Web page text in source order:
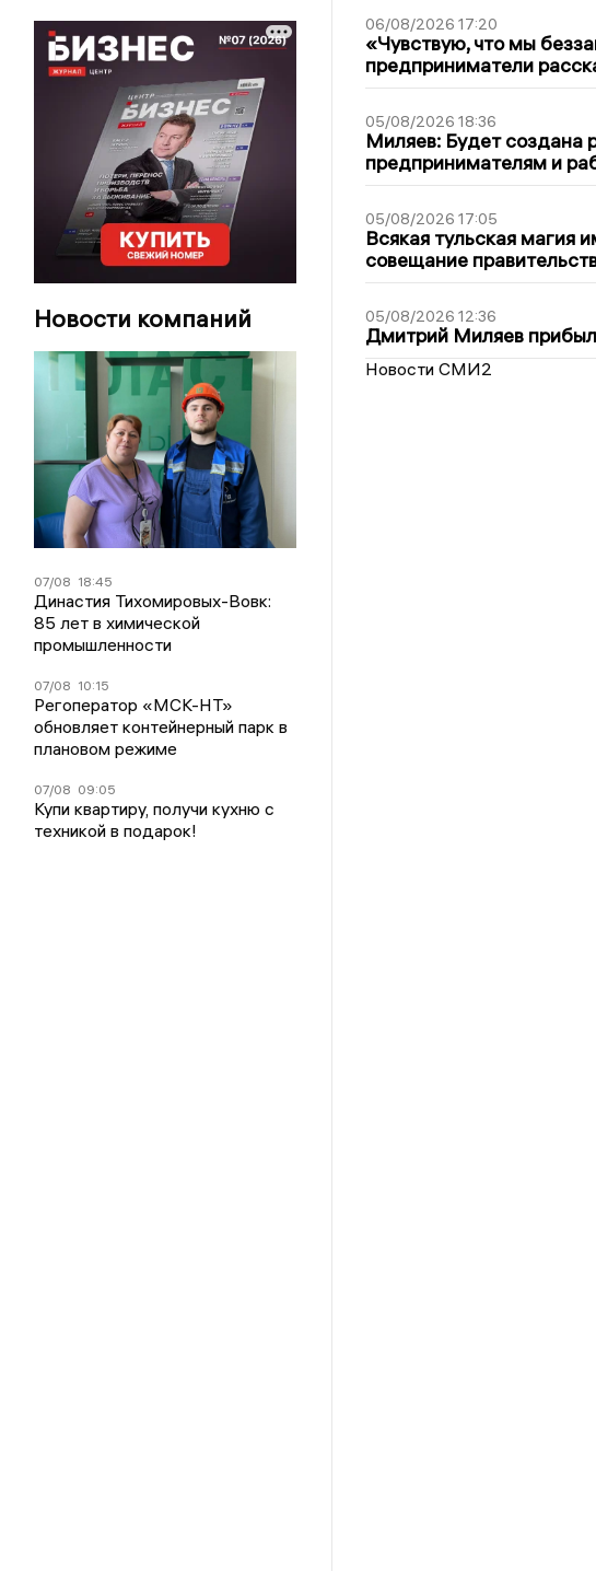
Новости компаний
07/08 18:45
Династия Тихомировых-Вовк:
85 лет в химической
промышленности
07/08 10:15
Регоператор «МСК-НТ»
обновляет контейнерный парк в
плановом режиме
07/08 09:05
Купи квартиру, получи кухню с
техникой в подарок!
06/08/2026 17:20
«Чувствую, что мы
предприниматели
05/08/2026 18:36
Миляев: Будет создана
предпринимателям и
05/08/2026 17:05
Всякая тульская магия
совещание
05/08/2026 12:36
Дмитрий Миляев
Новости СМИ2